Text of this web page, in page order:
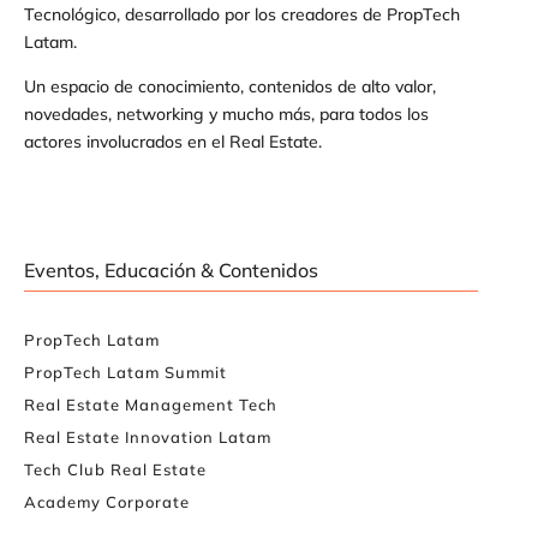
Tecnológico, desarrollado por los creadores de PropTech
Latam.
Un espacio de conocimiento, contenidos de alto valor,
novedades, networking y mucho más, para todos los
actores involucrados en el Real Estate.
Eventos, Educación & Contenidos
PropTech Latam
PropTech Latam Summit
Real Estate Management Tech
Real Estate Innovation Latam
Tech Club Real Estate
Academy Corporate